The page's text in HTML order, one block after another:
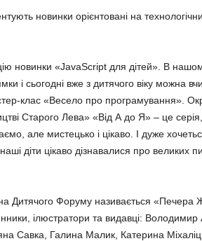
новинки орієнтовані на
новинки «JavaScript для дітей». В
і сьогодні вже з дитячого віку можна
клас «Весело про програмування».
Старого Лева» «Від А до Я» – це
але мистецько і цікаво. І дуже
діти цікаво дізнавалися про великих
Дитячого Форуму називається «Печера
ілюстратори та видавці: Володимир
Савка, Галина Малик, Катерина